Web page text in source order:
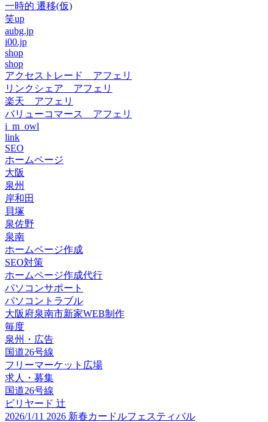
一時的 遷移(仮)
笑up
aubg.jp
i00.jp
shop
shop
アクセストレード アフェリ
リンクシェア アフェリ
楽天 アフェリ
バリューコマース アフェリ
i_m_owl
link
SEO
ホームページ
大阪
泉州
岸和田
貝塚
泉佐野
泉南
ホームページ作成
SEO対策
ホームページ作成代行
パソコンサポート
パソコントラブル
大阪府泉南市新家WEB制作
毎度
泉州・広告
国道26号線
フリーマーケット広場
求人・募集
国道26号線
ビリヤード 辻
2026/1/11 2026 新春カードルフェスティバル